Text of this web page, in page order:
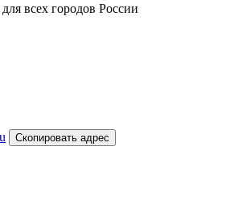
всех городов России
Скопировать адрес